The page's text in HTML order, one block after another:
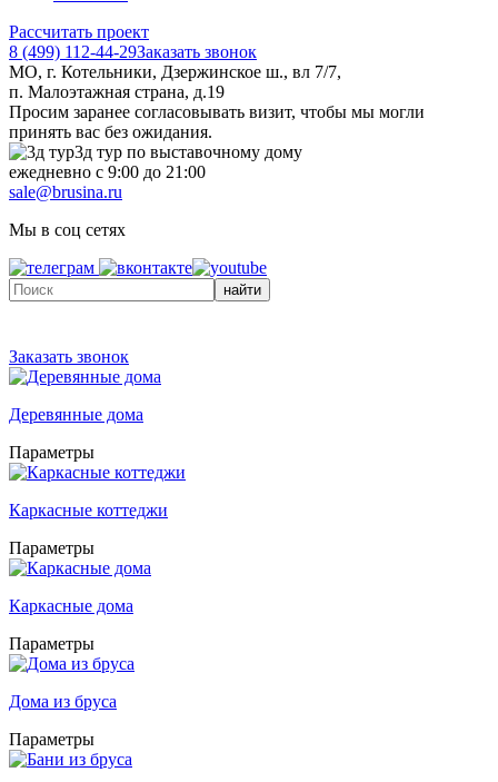
Рассчитать проект
8 (499) 112-44-29Заказать звонок
МО, г. Котельники, Дзержинское ш., вл 7/7,
п. Малоэтажная страна, д.19
Просим заранее согласовывать визит, чтобы мы могли
принять вас без ожидания.
3д тур по выставочному дому
ежедневно с 9:00 до 21:00
sale@brusina.ru
Мы в соц сетях
найти
Заказать звонок
Деревянные дома
Параметры
Каркасные коттеджи
Параметры
Каркасные дома
Параметры
Дома из бруса
Параметры